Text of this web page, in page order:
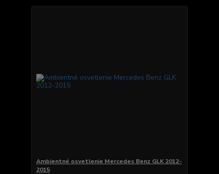
Ambientné osvetlenie Mercedes Benz GLK 2012-
2015